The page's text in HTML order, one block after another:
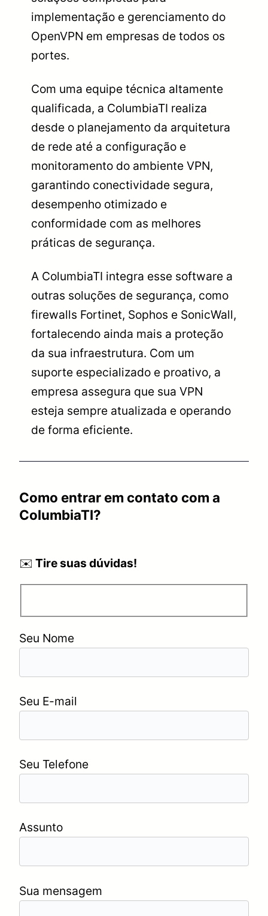
implementação e gerenciamento do
OpenVPN em empresas de todos os
portes.
Com uma equipe técnica altamente
qualificada, a ColumbiaTI realiza
desde o planejamento da arquitetura
de rede até a configuração e
monitoramento do ambiente VPN,
garantindo conectividade segura,
desempenho otimizado e
conformidade com as melhores
práticas de segurança.
A ColumbiaTI integra esse software a
outras soluções de segurança, como
firewalls Fortinet, Sophos e SonicWall,
fortalecendo ainda mais a proteção
da sua infraestrutura. Com um
suporte especializado e proativo, a
empresa assegura que sua VPN
esteja sempre atualizada e operando
de forma eficiente.
Como entrar em contato com a
ColumbiaTI?
✉️ Tire suas dúvidas!
Seu Nome
Seu E-mail
Seu Telefone
Assunto
Sua mensagem